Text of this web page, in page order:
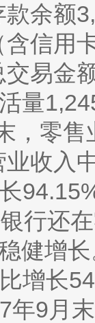
余额
信用
易金
量
，零
收入
还在
健增
增长
年9月